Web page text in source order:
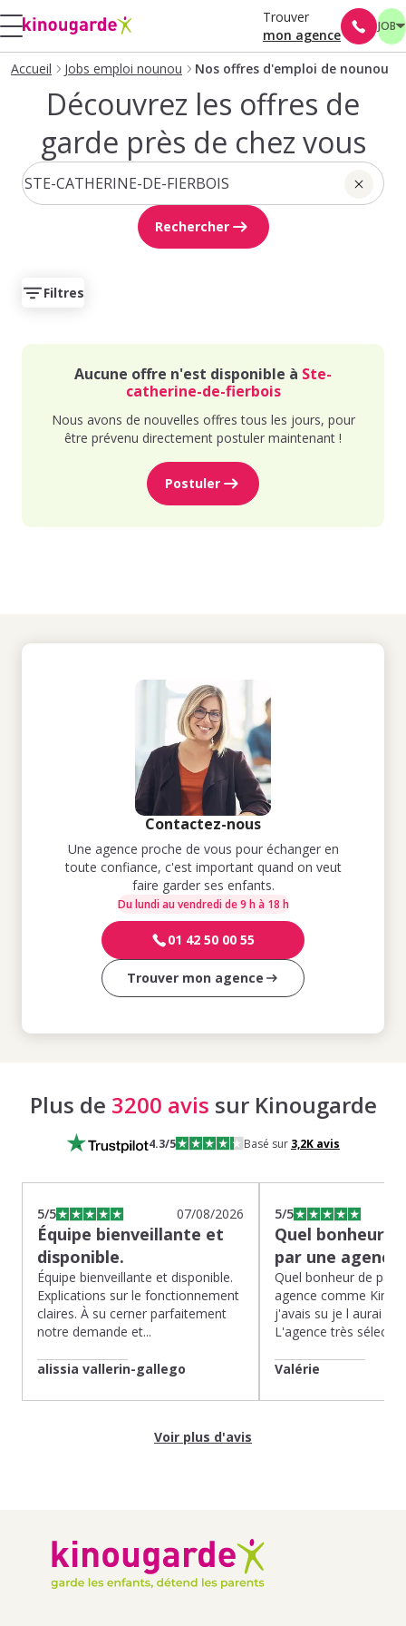
Trouver
mon agence
JOB
Accueil Jobs emploi nounou Nos offres d'emploi de nounou
Découvrez les offres de
garde près de chez vous
Rechercher
Filtres
Aucune offre n'est disponible à Ste-
catherine-de-fierbois
Nous avons de nouvelles offres tous les jours, pour
être prévenu directement postuler maintenant !
Postuler
Contactez-nous
Une agence proche de vous pour échanger en
toute confiance, c'est important quand on veut
faire garder ses enfants.
Du lundi au vendredi de 9 h à 18 h
01 42 50 00 55
Trouver mon agence
Plus de 3200 avis sur Kinougarde
4.3/5 Basé sur 3,2Kavis
5/5 07/08/2026
Équipe bienveillante et
disponible.
Équipe bienveillante et disponible.
Explications sur le fonctionnement
claires. À su cerner parfaitement
notre demande et...
alissia vallerin-gallego
5/5
Quel bonheur
par une
Quel bonheur de
agence comme
j'avais su je l aurai
L'agence très
Valérie
Voir plus d'avis